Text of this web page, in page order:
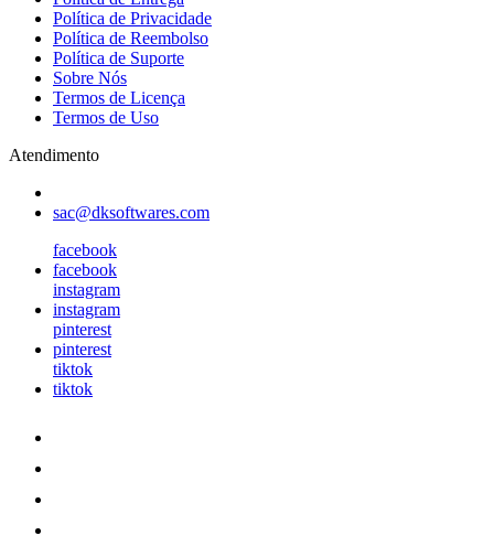
Política de Privacidade
Política de Reembolso
Política de Suporte
Sobre Nós
Termos de Licença
Termos de Uso
Atendimento
sac@dksoftwares.com
facebook
facebook
instagram
instagram
pinterest
pinterest
tiktok
tiktok